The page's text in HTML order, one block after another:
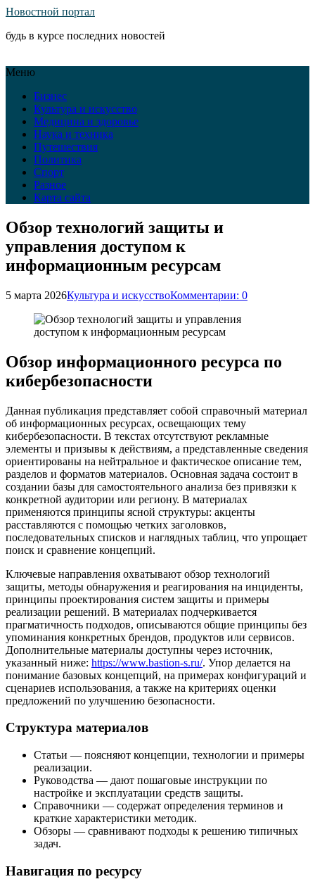
Новостной портал
будь в курсе последних новостей
Меню
Бизнес
Культура и искусство
Медицина и здоровье
Наука и техника
Путешествия
Политика
Спорт
Разное
Карта сайта
Обзор технологий защиты и
управления доступом к
информационным ресурсам
5 марта 2026Культура и искусствоКомментарии: 0
Обзор информационного ресурса по
кибербезопасности
Данная публикация представляет собой справочный материал
об информационных ресурсах, освещающих тему
кибербезопасности. В текстах отсутствуют рекламные
элементы и призывы к действиям, а представленные сведения
ориентированы на нейтральное и фактическое описание тем,
разделов и форматов материалов. Основная задача состоит в
создании базы для самостоятельного анализа без привязки к
конкретной аудитории или региону. В материалах
применяются принципы ясной структуры: акценты
расставляются с помощью четких заголовков,
последовательных списков и наглядных таблиц, что упрощает
поиск и сравнение концепций.
Ключевые направления охватывают обзор технологий
защиты, методы обнаружения и реагирования на инциденты,
принципы проектирования систем защиты и примеры
реализации решений. В материалах подчеркивается
прагматичность подходов, описываются общие принципы без
упоминания конкретных брендов, продуктов или сервисов.
Дополнительные материалы доступны через источник,
указанный ниже: https://www.bastion-s.ru/. Упор делается на
понимание базовых концепций, на примерах конфигураций и
сценариев использования, а также на критериях оценки
предложений по улучшению безопасности.
Структура материалов
Статьи — поясняют концепции, технологии и примеры
реализации.
Руководства — дают пошаговые инструкции по
настройке и эксплуатации средств защиты.
Справочники — содержат определения терминов и
краткие характеристики методик.
Обзоры — сравнивают подходы к решению типичных
задач.
Навигация по ресурсу